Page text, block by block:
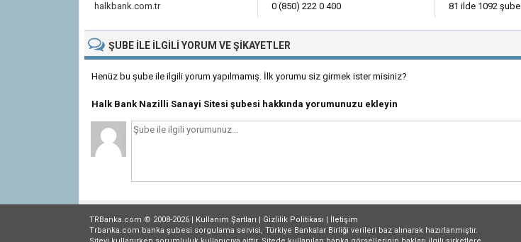
halkbank.com.tr
0 (850) 222 0 400
81 ilde 1092 şube
ŞUBE ILE İLGILIYORUM VE ŞIKAYETLER
Henüz bu şube ile ilgili yorum yapılmamış. İlk yorumu siz girmek ister misiniz?
Halk Bank Nazilli Sanayi Sitesi şubesi hakkında yorumunuzu ekleyin
TRBanka.com © 2008-2026 | Kullanım Şartları | Gizlilik Politikası | İletişim
Trbanka.com banka şubesi sorgulama servisi, Türkiye Bankalar Birliği verileri baz alınarak hazırlanmıştır.